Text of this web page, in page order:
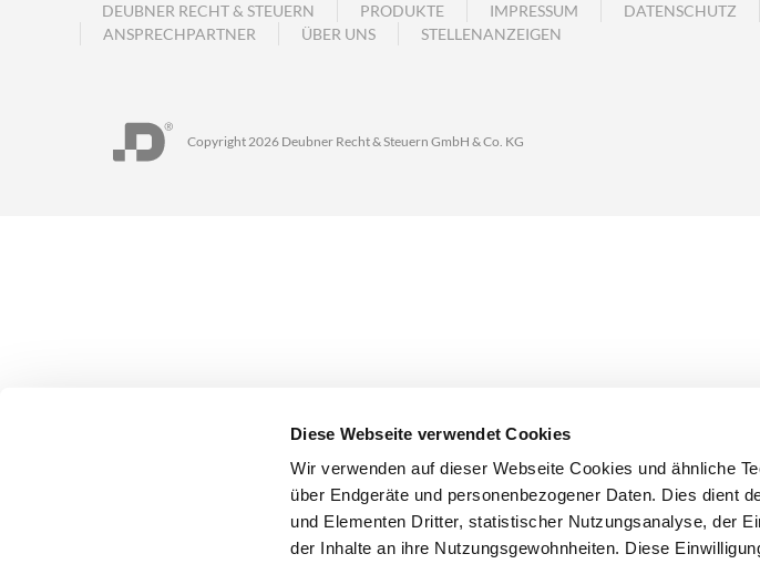
Diese Webseite verwendet Cookies
Wir verwenden auf dieser Webseite Cookies und ähnliche
über Endgeräte und personenbezogener Daten. Dies dient
und Elementen Dritter, statistischer Nutzungsanalyse, der
der Inhalte an ihre Nutzungsgewohnheiten. Diese
DEUBNER RECHT & STEUERN PRODUKTE IMPRESSUM DATENSCHUTZ
ANSPRECHPARTNER
ÜBER UNS STELLENANZEIGEN
Copyright 2026 Deubner Recht & Steuern GmbH & Co. KG